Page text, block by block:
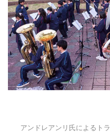
アンドレアンリ氏によるトラ